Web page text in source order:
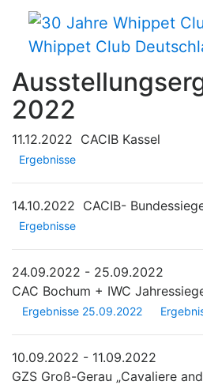
Whippet Club
2022
11.12.2022 CACIB Kassel
Ergebnisse
14.10.2022 CACIB-
Ergebnisse
24.09.2022 - 25.09.2022
CAC Bochum + IWC
Ergebnisse 25.09.2022
10.09.2022 - 11.09.2022
GZS Groß-Gerau „Cavaliere